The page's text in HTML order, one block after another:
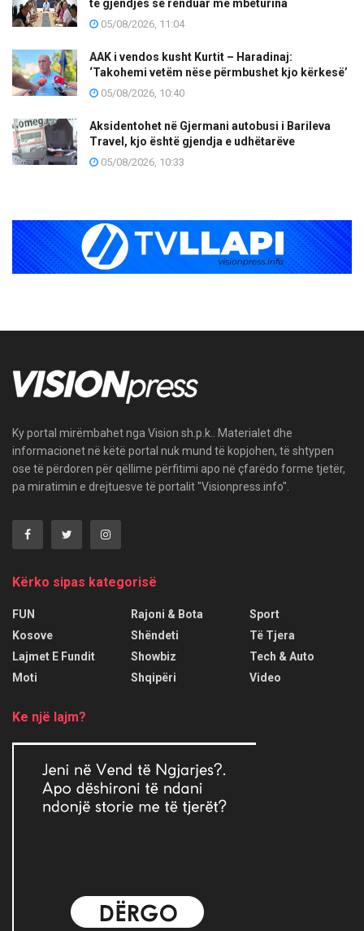
të gjendjes së rënduar me mbeturina
05/08/2026, 11:04
AAK i vendos kusht Kurtit – Haradinaj:
‘Takohemi vetëm nëse përmbushet kjo kërkesë’
05/08/2026, 10:40
Aksidentohet në Gjermani autobusi i Barileva
Travel, kjo është gjendja e udhëtarëve
05/08/2026, 10:33
Ky portal mirëmbahet nga Vision sh.p.k.. Materialet dhe
informacionet në këtë portal nuk mund të kopjohen, të shtypen
ose të përdoren për qëllime përfitimi apo në çfarëdo forme tjetër,
pa miratimin e drejtuesve të portalit "Visionpress.info".
Kërko sipas kategorisë
FUN
Kosove
Lajmet E Fundit
Moti
Rajoni & Bota
Shëndeti
Showbiz
Shqipëri
Sport
Të Tjera
Tech & Auto
Video
Ke një lajm?